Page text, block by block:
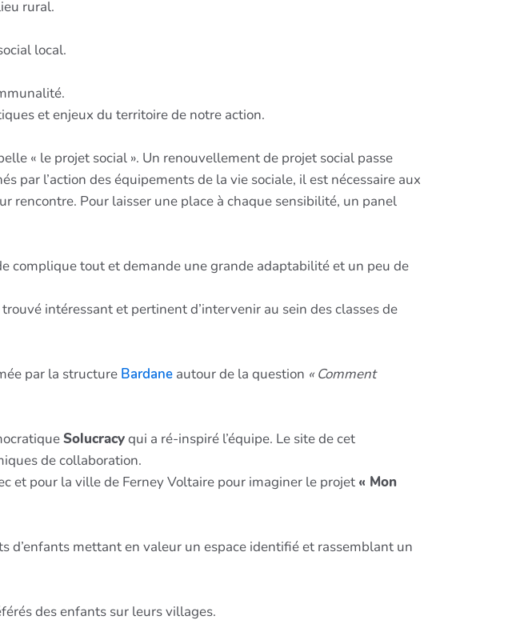
rural.
local.
et enjeux du territoire de notre action.
« le projet social ». Un renouvellement de projet social passe
par l’action des équipements de la vie sociale, il est nécessaire aux
rencontre. Pour laisser une place à chaque sensibilité, un panel
complique tout et demande une grande adaptabilité et un peu de
intéressant et pertinent d’intervenir au sein des classes de
par la structure Bardane autour de la question « Comment
Solucracyqui a ré-inspiré l’équipe. Le site de cet
de collaboration.
et pour la ville de Ferney Voltaire pour imaginer le projet « Mon
d’enfants mettant en valeur un espace identifié et rassemblant un
des enfants sur leurs villages.